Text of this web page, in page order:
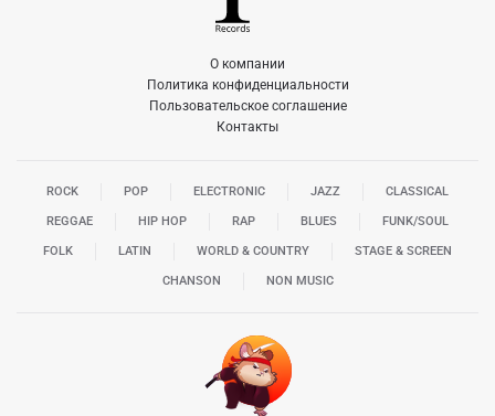
О компании
Политика конфиденциальности
Пользовательское соглашение
Контакты
ROCK POP ELECTRONIC JAZZ CLASSICAL
REGGAE HIP HOP RAP BLUES FUNK/SOUL
FOLK LATIN WORLD & COUNTRY STAGE & SCREEN
CHANSON NON MUSIC